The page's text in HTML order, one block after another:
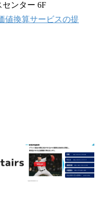
ンター 6F
値換算サービスの提